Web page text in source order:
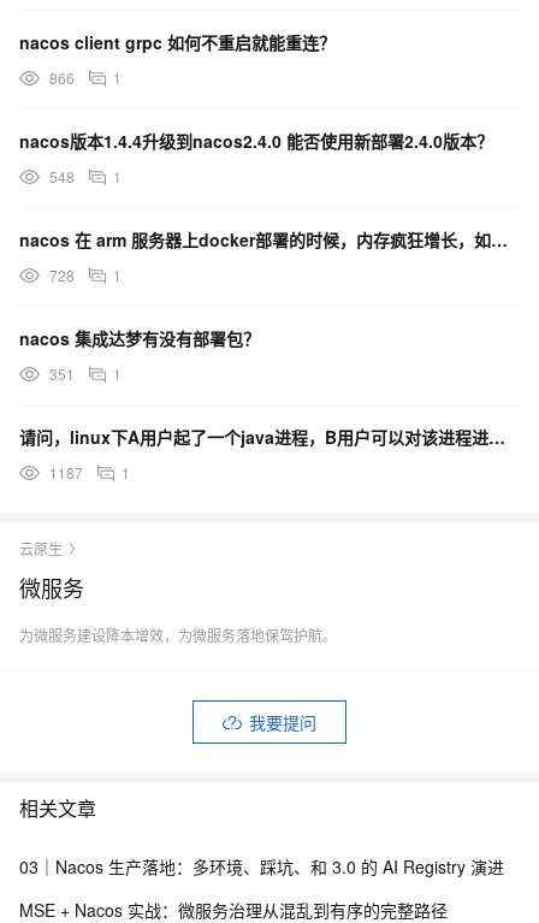
nacos client grpc 如何不重启就能重连？
866 1
nacos版本1.4.4升级到nacos2.4.0 能否使用新部署2.4.0版本？
548 1
nacos 在 arm 服务器上docker部署的时候，内存疯狂增长，如果限制内存，就不停的重启？
728 1
nacos 集成达梦有没有部署包？
351 1
请问，linux下A用户起了一个java进程，B用户可以对该进程进行挂载java agent的实验吗
1187 1
云原生
微服务
为微服务建设降本增效，为微服务落地保驾护航。
我要提问
相关文章
03｜Nacos 生产落地：多环境、踩坑、和 3.0 的 AI Registry 演进
MSE + Nacos 实战：微服务治理从混乱到有序的完整路径